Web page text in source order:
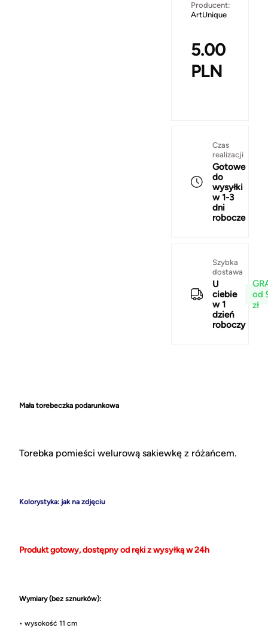
Producent:
ArtUnique
5.00
PLN
Czas
realizacji
Gotowe
do
wysyłki
w 1-3
dni
robocze
Szybka
dostawa
U
ciebie
w 1
dzień
roboczy
od
zł
Mała torebeczka podarunkowa
Torebka pomieści welurową sakiewkę z różańcem.
Kolorystyka: jak na zdjęciu
Produkt gotowy, dostępny od ręki z wysyłką w 24h
Wymiary (bez sznurków):
• wysokość 11 cm